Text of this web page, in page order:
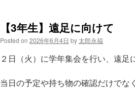
庭
科
「ゆ
で
る
理」
【3年生】遠足に向けて
Posted on 2026年6月4日 by 太郎永福
２日（火）に学年集会を行い、遠足
当日の予定や持ち物の確認だけでなく